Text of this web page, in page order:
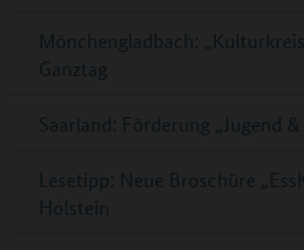
Mönchengladbach:
Ganztag
Saarland: Förderung „Jugend
Lesetipp: Neue Broschüre
Holstein